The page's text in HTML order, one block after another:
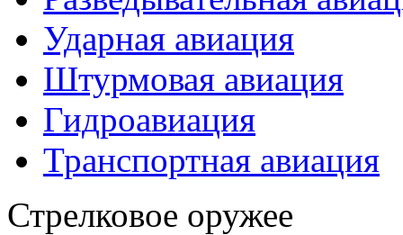
Ударная авиация
Штурмовая авиация
Гидроавиация
Транспортная авиация
Стрелковое оружее